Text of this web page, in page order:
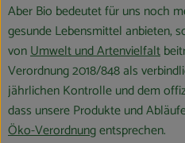
Aber Bio bedeutet für uns noch
gesunde Lebensmittel anbieten,
vonUmwelt und Artenvielfalt
Verordnung 2018/848 als
jährlichen Kontrolle und dem
dass unsere Produkte und
Öko-Verordnungentsprechen.